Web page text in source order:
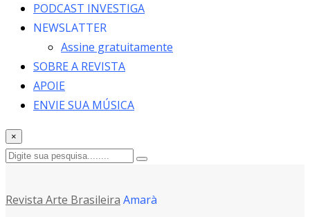
PODCAST INVESTIGA
NEWSLATTER
Assine gratuitamente
SOBRE A REVISTA
APOIE
ENVIE SUA MÚSICA
×
Revista Arte Brasileira Amarà